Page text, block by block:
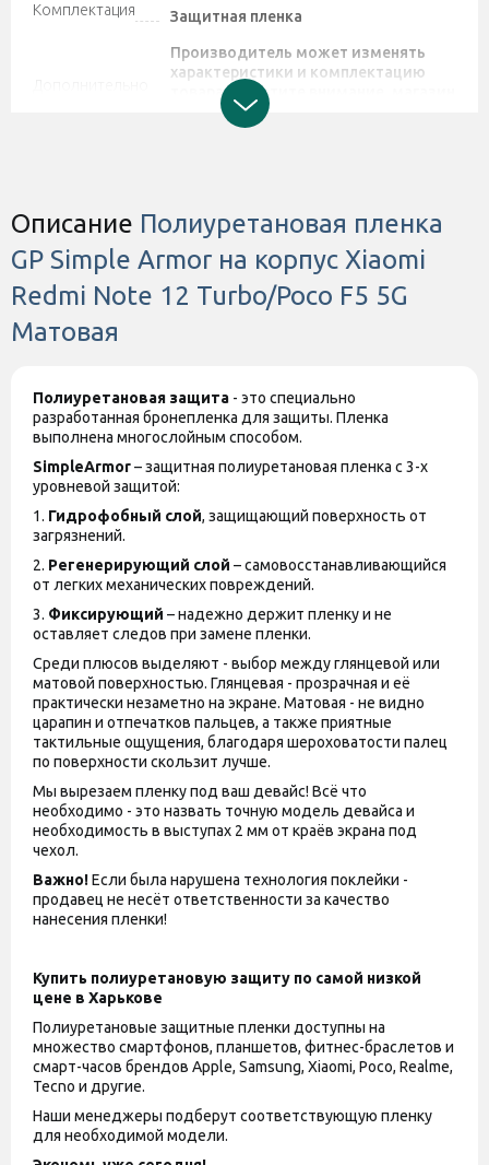
Комплектация
Защитная пленка
Производитель может изменять
характеристики и комплектацию
товара. Обратите внимание, магазин
не принимает претензии по поводу
этих изменений.
Описание Полиуретановая пленка
GP Simple Armor на корпус Xiaomi
Redmi Note 12 Turbo/Poco F5 5G
Матовая
Полиуретановая защита - это специально
разработанная бронепленка для защиты. Пленка
выполнена многослойным способом.
SimpleArmor– защитная полиуретановая пленка с 3-х
уровневой защитой:
1. Гидрофобный слой, защищающий поверхность от
загрязнений.
2. Регенерирующий слой – самовосстанавливающийся
от легких механических повреждений.
3. Фиксирующий – надежно держит пленку и не
оставляет следов при замене пленки.
Среди плюсов выделяют - выбор между глянцевой или
матовой поверхностью. Глянцевая - прозрачная и её
практически незаметно на экране. Матовая - не видно
царапин и отпечатков пальцев, а также приятные
тактильные ощущения, благодаря шероховатости палец
по поверхности скользит лучше.
Мы вырезаем пленку под ваш девайс! Всё что
необходимо - это назвать точную модель девайса и
необходимость в выступах 2 мм от краёв экрана под
чехол.
Важно!Если была нарушена технология поклейки -
продавец не несёт ответственности за качество
нанесения пленки!
Купить полиуретановую защиту по самой низкой
цене в Харькове
Полиуретановые защитные пленки доступны на
множество смартфонов, планшетов, фитнес-браслетов и
смарт-часов брендов Apple, Samsung, Xiaomi, Poco, Realme,
Tecno и другие.
Наши менеджеры подберут соответствующую пленку
для необходимой модели.